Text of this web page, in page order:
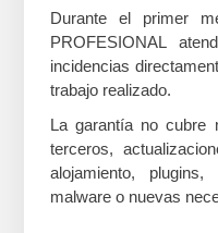
Durante el primer
PROFESIONAL
incidencias
trabajo realizado.
La garantía no cubre
terceros,
alojamiento,
malware o nuevas